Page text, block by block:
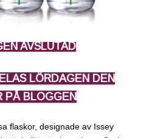
AVSLUTAD
LÖRDAGEN DEN
PÅ BLOGGEN
flaskor, designade av Issey